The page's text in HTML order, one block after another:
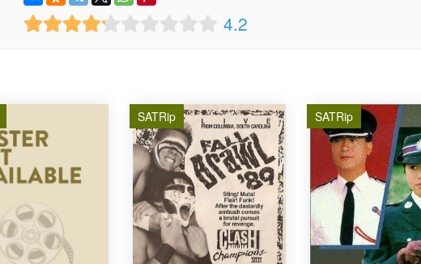
4.2
SATRip SATRip